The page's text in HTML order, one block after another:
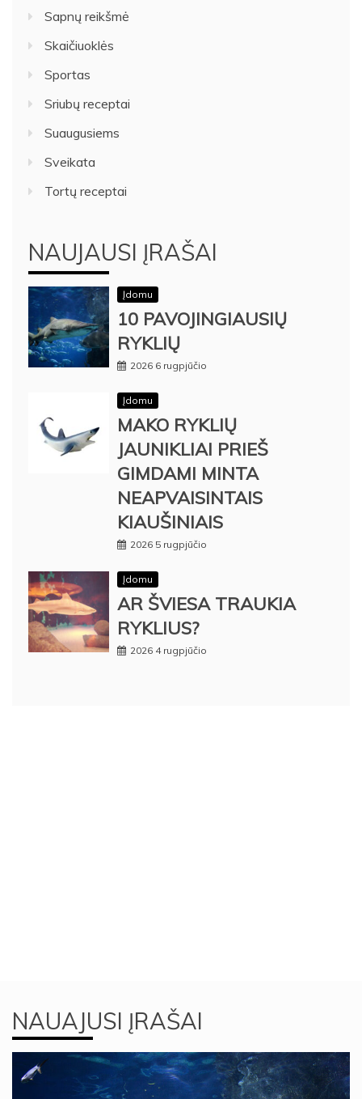
Sapnų reikšmė
Skaičiuoklės
Sportas
Sriubų receptai
Suaugusiems
Sveikata
Tortų receptai
NAUJAUSI ĮRAŠAI
Įdomu
10 PAVOJINGIAUSIŲ
RYKLIŲ
2026 6 rugpjūčio
Įdomu
MAKO RYKLIŲ
JAUNIKLIAI PRIEŠ
GIMDAMI MINTA
NEAPVAISINTAIS
KIAUŠINIAIS
2026 5 rugpjūčio
Įdomu
AR ŠVIESA TRAUKIA
RYKLIUS?
2026 4 rugpjūčio
NAUAJUSI ĮRAŠAI